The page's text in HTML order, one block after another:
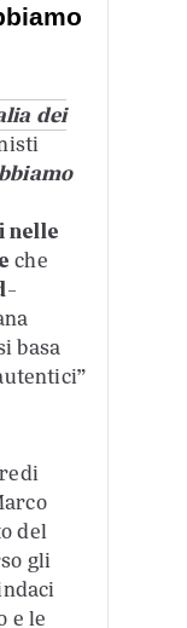
dei
nelle
che
basa
del
gli
e le